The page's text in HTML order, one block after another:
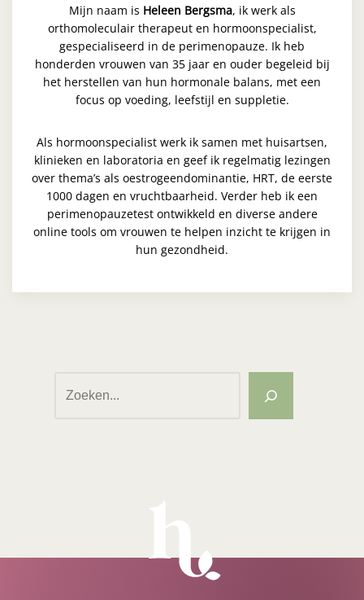
Mijn naam is Heleen Bergsma, ik werk als
orthomoleculair therapeut en hormoonspecialist,
gespecialiseerd in de perimenopauze. Ik heb
honderden vrouwen van 35 jaar en ouder begeleid bij
het herstellen van hun hormonale balans, met een
focus op voeding, leefstijl en suppletie.
Als hormoonspecialist werk ik samen met huisartsen,
klinieken en laboratoria en geef ik regelmatig lezingen
over thema’s als oestrogeendominantie, HRT, de eerste
1000 dagen en vruchtbaarheid. Verder heb ik een
perimenopauzetest ontwikkeld en diverse andere
online tools om vrouwen te helpen inzicht te krijgen in
hun gezondheid.